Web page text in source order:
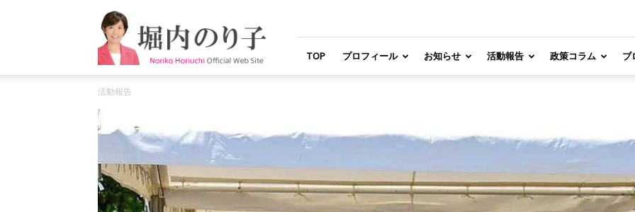
堀
内
の
り
オ
ィ
シ
ル
ウ
ェ
ブ
TOP プロフィール お知らせ 活動報告 政策コラム ブ
活動報告